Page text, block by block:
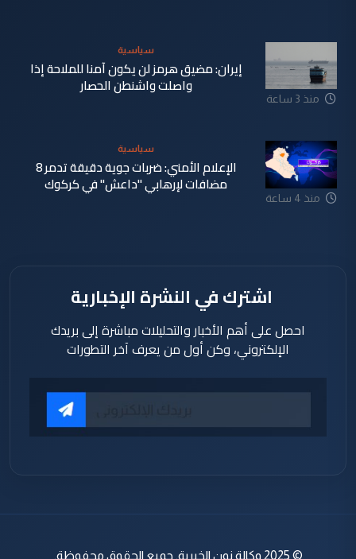
منذ 3 ساعة
سياسية
إيران: مضيق هرمز لن يكون آمنا للملاحة إذا
واصلت واشنطن الحصار
منذ 4 ساعة
سياسية
الإعلام الأمني: ضربات جوية دقيقة تدمر 8
مضافات لإرهابي "داعش" في كركوك
اشترك في النشرة الإخبارية
احصل على أهم الأخبار والتحليلات مباشرة إلى بريدك
الإلكتروني، وكن أول من يعرف آخر التطورات
© 2025 وكالة نون الخبرية. جميع الحقوق محفوظة.